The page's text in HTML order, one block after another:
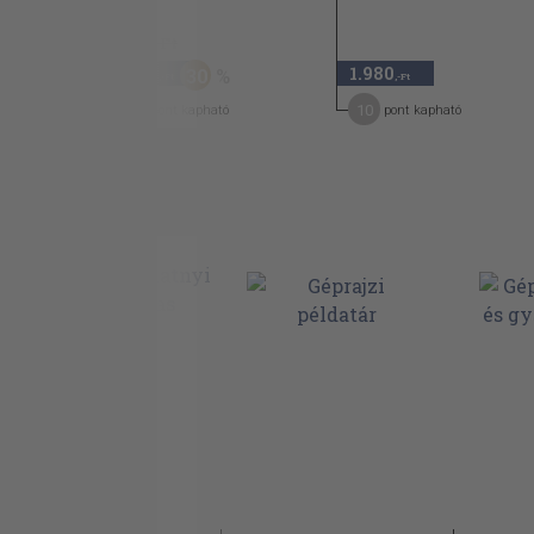
Szögletes szelvényű csőelágazások
Szögletes szelvényű szűkülő elágazó
Szögletes szelvényű szűkítő
Henger alakú idomok szabása
pont kapható
1.980 ,-Ft
pont kapható